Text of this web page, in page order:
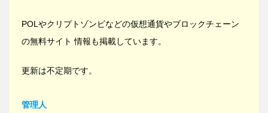
POLやクリプトゾンビなどの仮想通貨やブロックチェーン
の無料サイト 情報も掲載しています。
更新は不定期です。
管理人